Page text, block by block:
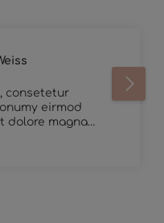
sed diam
ipsum dolor
consetetur
eirmod
dolore magna
et ea rebum. Stet